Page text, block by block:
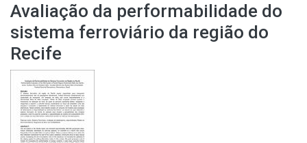
Avaliação da performabilidade do
sistema ferroviário da região do
Recife